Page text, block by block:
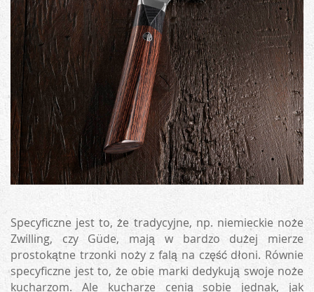
Specyficzne jest to, że tradycyjne, np. niemieckie noże
Zwilling, czy Güde, mają w bardzo dużej mierze
prostokątne trzonki noży z falą na część dłoni. Równie
specyficzne jest to, że obie marki dedykują swoje noże
kucharzom. Ale kucharze cenią sobie jednak, jak